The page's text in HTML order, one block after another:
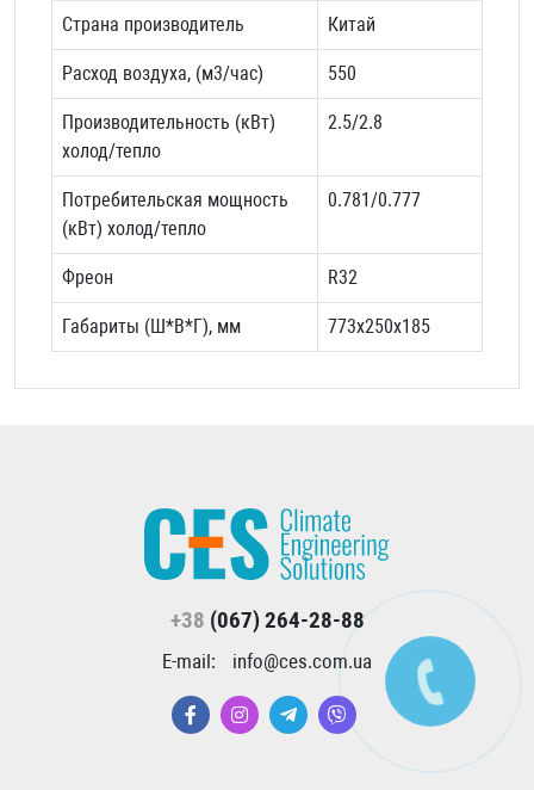
Страна производитель Китай
Расход воздуха, (м3/час) 550
Производительность (кВт)
холод/тепло
2.5/2.8
Потребительская мощность
(кВт) холод/тепло
0.781/0.777
Фреон R32
Габариты (Ш*В*Г), мм 773x250x185
+38 (067) 264-28-88
E-mail: info@ces.com.ua